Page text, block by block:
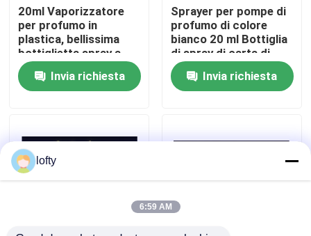
Giro della fabbrica
Controllo di qualità
Notizie
Casi
20ml Vaporizzatore
per profumo in
plastica, bellissima
bottiglietta spray a
forma di carta di
creditoInvia richiesta
Sprayer per pompe di
profumo di colore
bianco 20 ml Bottiglia
di spray di carta di
credito di materiale
plasticoInvia richiesta
lofty
6:59 AM